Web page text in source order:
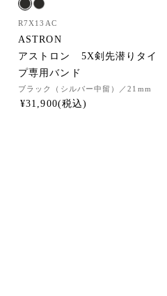
R7X13AC
ASTRON
アストロン 5X剣先潜りタイ
プ専用バンド
ブラック（シルバー中留） ／21mm
¥31,900